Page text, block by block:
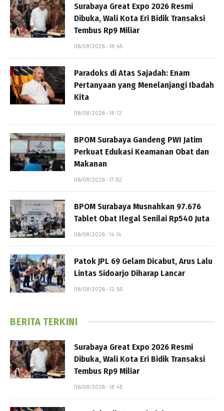
Surabaya Great Expo 2026 Resmi
Dibuka, Wali Kota Eri Bidik Transaksi
Tembus Rp9 Miliar
06/08/2026 - 18:45
Paradoks di Atas Sajadah: Enam
Pertanyaan yang Menelanjangi Ibadah
Kita
06/08/2026 - 18:12
BPOM Surabaya Gandeng PWI Jatim
Perkuat Edukasi Keamanan Obat dan
Makanan
06/08/2026 - 17:52
BPOM Surabaya Musnahkan 97.676
Tablet Obat Ilegal Senilai Rp540 Juta
06/08/2026 - 14:14
Patok JPL 69 Gelam Dicabut, Arus Lalu
Lintas Sidoarjo Diharap Lancar
06/08/2026 - 12:55
BERITA TERKINI
Surabaya Great Expo 2026 Resmi
Dibuka, Wali Kota Eri Bidik Transaksi
Tembus Rp9 Miliar
06/08/2026 - 18:45